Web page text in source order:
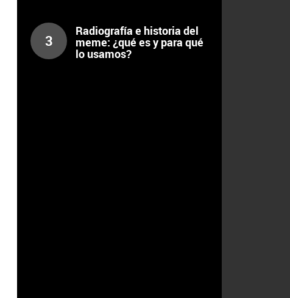
3
Radiografía e historia del
meme: ¿qué es y para qué
lo usamos?